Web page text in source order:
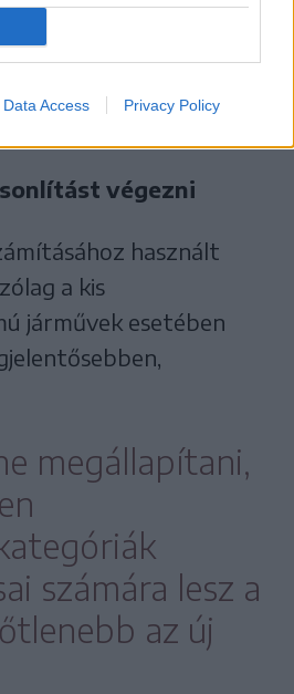
Data Access Privacy Policy
a sürgősségi járműveket,
intézmények
végezni
használt
a kis
járművek esetében
megállapítani,
számára lesz a
az új